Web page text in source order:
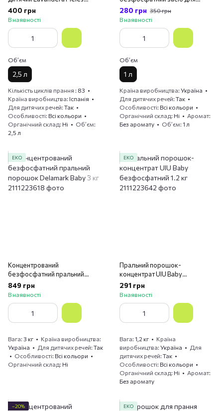
Sensibles 2.49 л
400 грн
В наявності
Обʼєм
2,5 л
Кількість циклів прання
83
Країна виробництва Іспанія
Для дитячих речей Так
Особливості Всі кольори
Органічний склад Ні
Обʼєм
2,5 л
прання DeLaMark Baby 1 л
280 грн 350 грн
В наявності
Обʼєм
1 л
Країна виробництва Україна
Для дитячих речей Так
Особливості Всі кольори
Органічний склад Ні
Аромат
Без аромату
Обʼєм 1 л
ЕКО
Концентрований
безфосфатний пральний
порошок Delamark Baby 3 кг
849 грн
В наявності
Вага 3 кг
Країна виробництва
Україна
Для дитячих речей Так
Особливості Всі кольори
Органічний склад Ні
ЕКО
Пральний порошок-
концентрат UIU Baby
безфосфатний 1.2 кг
291 грн
В наявності
Вага 1,2 кг
Країна
виробництва Україна
Для
дитячих речей Так
Особливості Всі кольори
Органічний склад Ні
Аромат
Без аромату
−20%
ЕКО